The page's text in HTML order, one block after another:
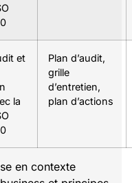
et
la
Plan d’audit,
grille
d’entretien,
plan d’actions
en contexte